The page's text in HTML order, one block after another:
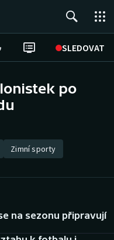
SLEDOVAT
po
Zimní sporty
na sezonu připravují